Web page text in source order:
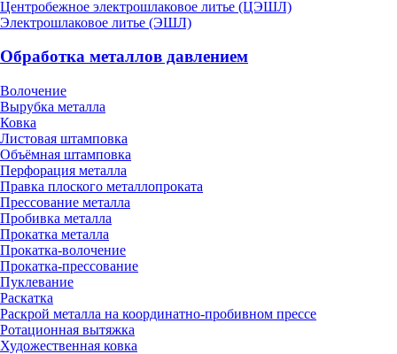
Центробежное электрошлаковое литье (ЦЭШЛ)
Электрошлаковое литье (ЭШЛ)
Обработка металлов давлением
Волочение
Вырубка металла
Ковка
Листовая штамповка
Объёмная штамповка
Перфорация металла
Правка плоского металлопроката
Прессование металла
Пробивка металла
Прокатка металла
Прокатка-волочение
Прокатка-прессование
Пуклевание
Раскатка
Раскрой металла на координатно-пробивном прессе
Ротационная вытяжка
Художественная ковка